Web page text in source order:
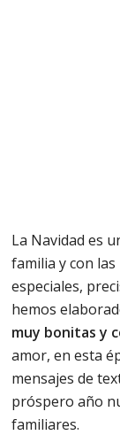
La Navidad es
familia y con
especiales,
hemos
muy bonitas y
amor, en esta
mensajes de
próspero año
familiares.